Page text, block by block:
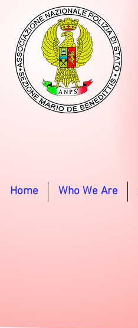
Home Who We Are